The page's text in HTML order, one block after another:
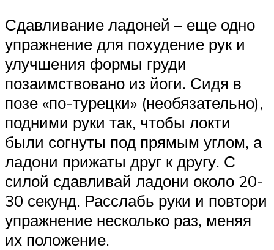
Сдавливание ладоней – еще одно
упражнение для похудение рук и
улучшения формы груди
позаимствовано из йоги. Сидя в
позе «по-турецки» (необязательно),
подними руки так, чтобы локти
были согнуты под прямым углом, а
ладони прижаты друг к другу. С
силой сдавливай ладони около 20-
30 секунд. Расслабь руки и повтори
упражнение несколько раз, меняя
их положение.